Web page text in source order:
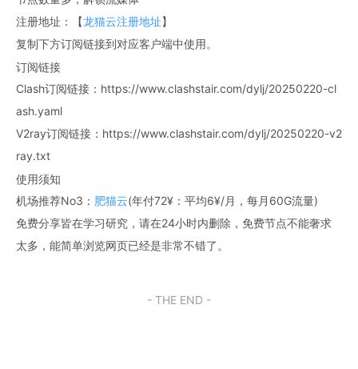
注册地址：【龙猫云注册地址】
复制下方订阅链接到对应客户端中使用。
订阅链接
Clash订阅链接：https://www.clashstair.com/dylj/20250220-cl
ash.yaml
V2ray订阅链接：https://www.clashstair.com/dylj/20250220-v2
ray.txt
使用须知
机场推荐No3： 肥猫云(年付72¥：平均6¥/月，每月60G流量)
免费分享皆在学习研究，请在24小时内删除，免费节点不能奢求
太多，能简单浏览网页已经是非常不错了。
- THE END -